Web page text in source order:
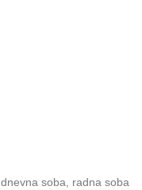
dnevna soba, radna soba